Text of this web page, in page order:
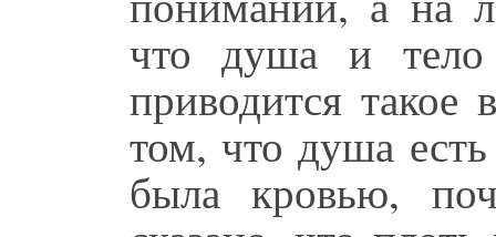
что душа и
приводится такое
том, что душа
была кровью,